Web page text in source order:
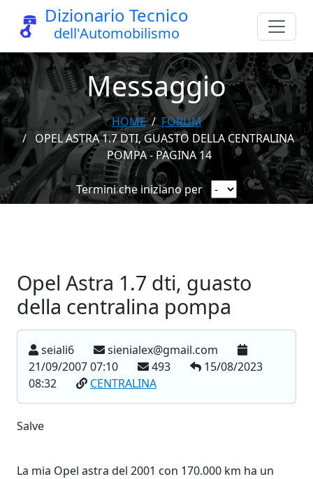
Dizionario Tecnico
dell'Automobilismo
Messaggio
HOME
FORUM
OPEL ASTRA 1.7 DTI, GUASTO DELLA CENTRALINA
POMPA - PAGINA 14
Termini che iniziano per
Opel Astra 1.7 dti, guasto
della centralina pompa
seiali6
sienialex@gmail.com
21/09/2007 07:10
493
15/08/2023
08:32
CENTRALINA
Salve
La mia Opel astra del 2001 con 170.000 km ha un